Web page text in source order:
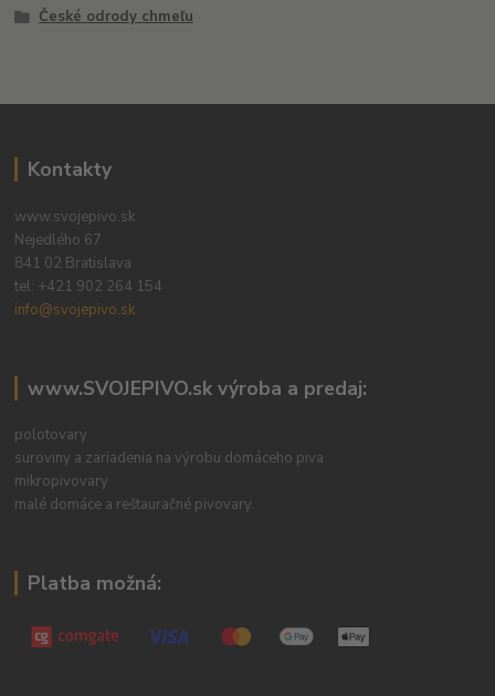
České odrody chmeľu
Kontakty
www.svojepivo.sk
Nejedlého 67
841 02 Bratislava
tel: +421 902 264 154
info@svojepivo.sk
www.SVOJEPIVO.sk výroba a predaj:
polotovary
suroviny a zariadenia na výrobu domáceho piva
mikropivovary
malé domáce a reštauračné pivovary.
Platba možná: